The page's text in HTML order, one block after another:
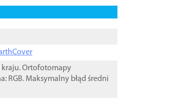
kraju. Ortofotomapy
RGB. Maksymalny błąd średni